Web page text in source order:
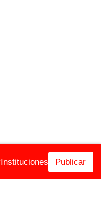
Instituciones Publicar